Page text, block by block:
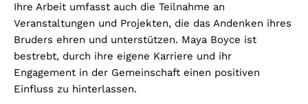
Ihre Arbeit umfasst auch die Teilnahme an
Veranstaltungen und Projekten, die das Andenken ihres
Bruders ehren und unterstützen. Maya Boyce ist
bestrebt, durch ihre eigene Karriere und ihr
Engagement in der Gemeinschaft einen positiven
Einfluss zu hinterlassen.